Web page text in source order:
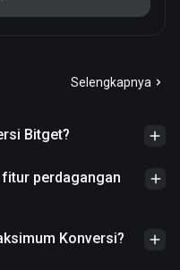
Selengkapnya
Bitget?
perdagangan
Konversi?